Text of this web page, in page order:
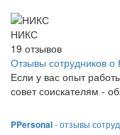
НИКС
19 отзывов
Отзывы сотрудников
Если у вас опыт
совет соискателям -
PPersonal- отзывы